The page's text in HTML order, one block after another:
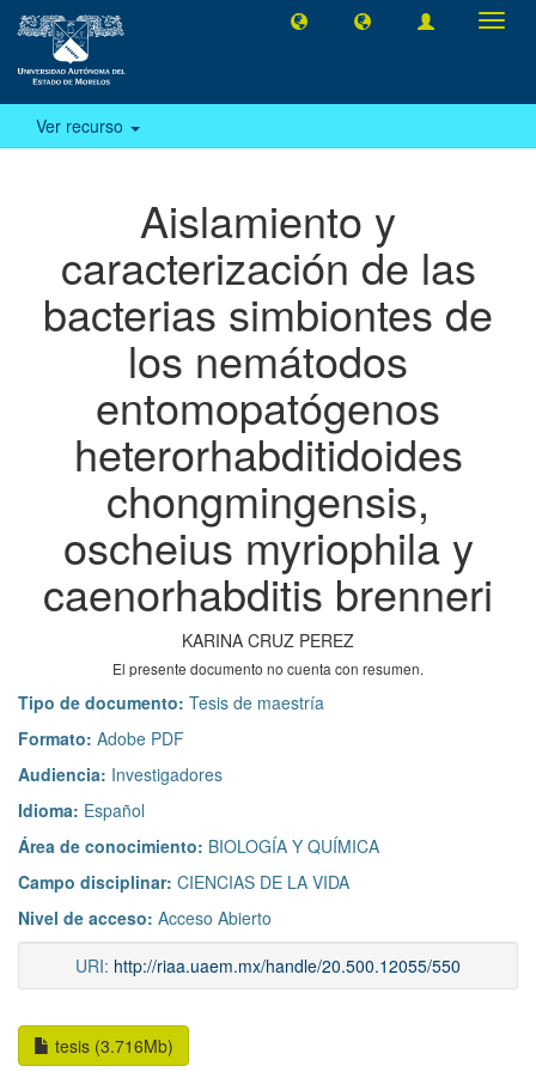
Ver recurso
Aislamiento y
caracterización de las
bacterias simbiontes de
los nemátodos
entomopatógenos
heterorhabditidoides
chongmingensis,
oscheius myriophila y
caenorhabditis brenneri
KARINA CRUZ PEREZ
El presente documento no cuenta con resumen.
Tipo de documento: Tesis de maestría
Formato: Adobe PDF
Audiencia: Investigadores
Idioma: Español
Área de conocimiento: BIOLOGÍA Y QUÍMICA
Campo disciplinar: CIENCIAS DE LA VIDA
Nivel de acceso: Acceso Abierto
URI: http://riaa.uaem.mx/handle/20.500.12055/550
tesis (3.716Mb)